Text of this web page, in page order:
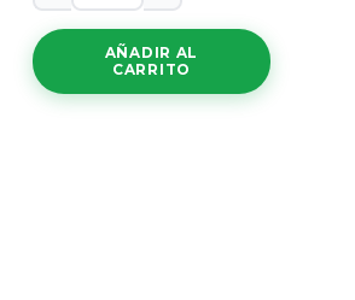
AÑADIR AL
CARRITO